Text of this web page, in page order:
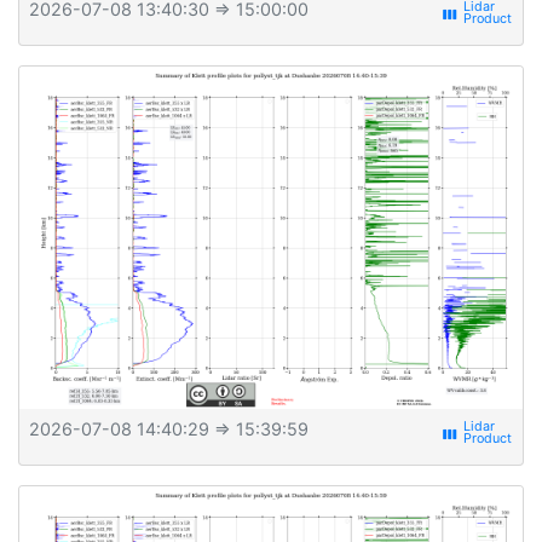
2026-07-08 13:40:30 ⇒ 15:00:00 view_week
2026-07-08 14:40:29 ⇒ 15:39:59 view_week